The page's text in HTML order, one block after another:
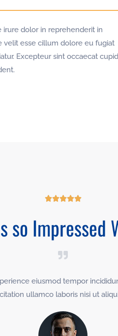
irure dolor in reprehenderit in
velit esse cillum dolore eu fugiat
Excepteur sint occaecat
5
5
so Impressed
eiusmod tempor
ullamco laboris nisi ut